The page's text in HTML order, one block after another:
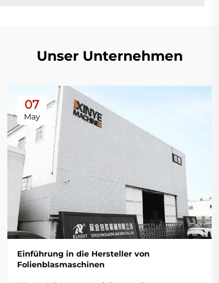
Unser Unternehmen
07
May
Einführung in die Hersteller von
Folienblasmaschinen